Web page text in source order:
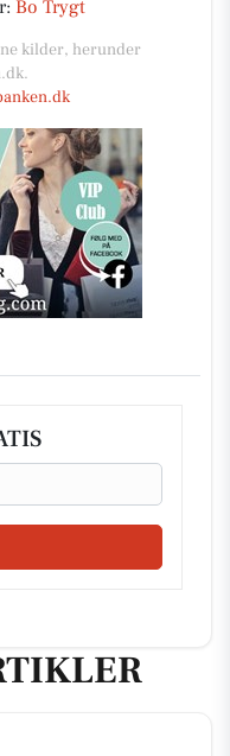
Bo Trygt
kilder, herunder